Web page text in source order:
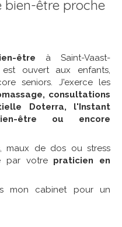
bien-être proche
être à Saint-Vaast-
ouvert aux enfants,
seniors. J'exerce les
consultations
Doterra, l'Instant
être ou encore
maux de dos ou stress
par votre praticien en
mon cabinet pour un